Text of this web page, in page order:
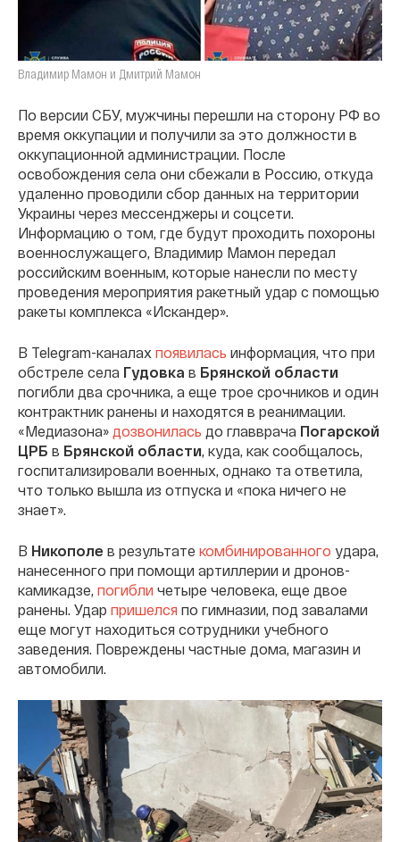
Владимир Мамон и Дмитрий Мамон
По версии СБУ, мужчины перешли на сторону РФ во
время оккупации и получили за это должности в
оккупационной администрации. После
освобождения села они сбежали в Россию, откуда
удаленно проводили сбор данных на территории
Украины через мессенджеры и соцсети.
Информацию о том, где будут проходить похороны
военнослужащего, Владимир Мамон передал
российским военным, которые нанесли по месту
проведения мероприятия ракетный удар с помощью
ракеты комплекса «Искандер».
В Telegram-каналах появилась информация, что при
обстреле села Гудовка в Брянской области
погибли два срочника, а еще трое срочников и один
контрактник ранены и находятся в реанимации.
«Медиазона» дозвонилась до главврача Погарской
ЦРБ в Брянской области, куда, как сообщалось,
госпитализировали военных, однако та ответила,
что только вышла из отпуска и «пока ничего не
знает».
В Никополе в результате комбинированного удара,
нанесенного при помощи артиллерии и дронов-
камикадзе, погибли четыре человека, еще двое
ранены. Удар пришелся по гимназии, под завалами
еще могут находиться сотрудники учебного
заведения. Повреждены частные дома, магазин и
автомобили.